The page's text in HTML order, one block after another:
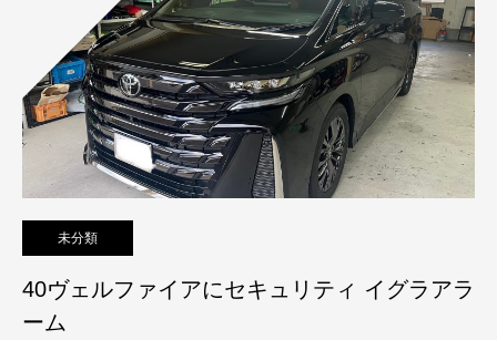
未分類
40ヴェルファイアにセキュリティ イグラアラ
ーム